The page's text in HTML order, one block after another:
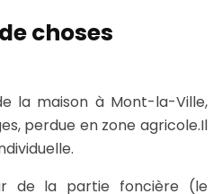
choses
la maison à Mont-la-Ville,
perdue en zone agricole.Il
de la partie foncière (le